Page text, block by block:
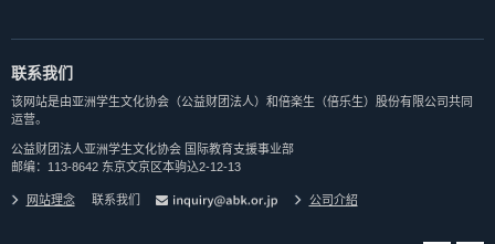
联系我们
该网站是由亚洲学生文化协会（公益财团法人）和倍楽生（倍乐生）股份有限公司共同
运营。
公益财团法人亚洲学生文化协会 国际教育支援事业部
邮编：113-8642 东京文京区本驹込2-12-13
网站理念 联系我们 公司介紹